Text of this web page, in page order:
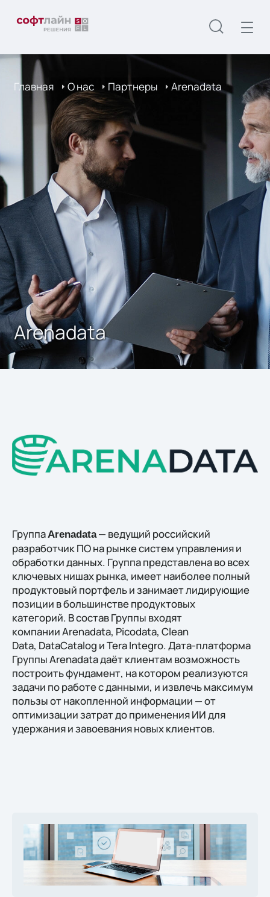
Главная О нас Партнеры Arenadata
Arenadata
ГруппаArenadata— ведущий российский
разработчик ПО на рынке систем управления и
обработки данных. Группа представлена во всех
ключевых нишах рынка, имеет наиболее полный
продуктовый портфель и занимает лидирующие
позиции в большинстве продуктовых
категорий. В состав Группы входят
компании Arenadata, Picodata, Clean
Data, DataCatalog и Tera Integro. Дата-платформа
Группы Arenadata даёт клиентам возможность
построить фундамент, на котором реализуются
задачи по работе с данными, и извлечь максимум
пользы от накопленной информации — от
оптимизации затрат до применения ИИ для
удержания и завоевания новых клиентов.